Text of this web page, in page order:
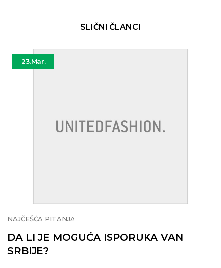
SLIČNI ČLANCI
23.Mar.
NAJČEŠĆA PITANJA
DA LI JE MOGUĆA ISPORUKA VAN
SRBIJE?